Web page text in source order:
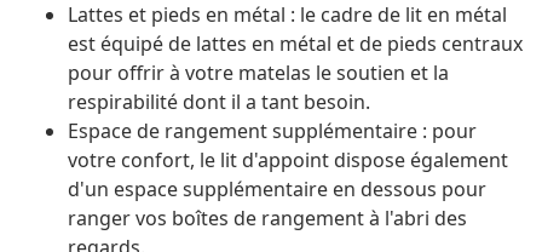
Lattes et pieds en métal : le cadre de lit en métal
est équipé de lattes en métal et de pieds centraux
pour offrir à votre matelas le soutien et la
respirabilité dont il a tant besoin.
Espace de rangement supplémentaire : pour
votre confort, le lit d'appoint dispose également
d'un espace supplémentaire en dessous pour
ranger vos boîtes de rangement à l'abri des